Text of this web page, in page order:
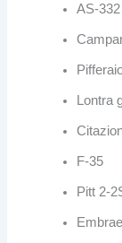
AS-332
Lontra
F-35
Pitt 2-